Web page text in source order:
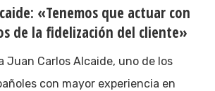
«Tenemos que actuar con
de la fidelización del cliente»
Juan Carlos Alcaide, uno de los
con mayor experiencia en